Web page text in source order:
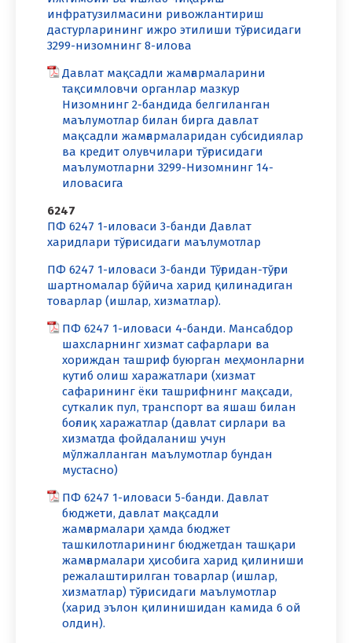
инфратузилмасини ривожлантириш
дастурларининг ижро этилиши тўғрисидаги
3299-низомнинг 8-илова
Давлат мақсадли жамғармаларини
тақсимловчи органлар мазкур
Низомнинг 2-бандида белгиланган
маълумотлар билан бирга давлат
мақсадли жамғармаларидан субсидиялар
ва кредит олувчилари тўғрисидаги
маълумотларни 3299-Низомнинг 14-
иловасига
6247
ПФ 6247 1-иловаси 3-банди Давлат
харидлари тўғрисидаги маълумотлар
ПФ 6247 1-иловаси 3-банди Тўғридан-тўғри
шартномалар бўйича харид қилинадиган
товарлар (ишлар, хизматлар).
ПФ 6247 1-иловаси 4-банди. Мансабдор
шахсларнинг хизмат сафарлари ва
хориждан ташриф буюрган меҳмонларни
кутиб олиш харажатлари (хизмат
сафарининг ёки ташрифнинг мақсади,
суткалик пул, транспорт ва яшаш билан
боғлиқ харажатлар (давлат сирлари ва
хизматда фойдаланиш учун
мўлжалланган маълумотлар бундан
мустасно)
ПФ 6247 1-иловаси 5-банди. Давлат
бюджети, давлат мақсадли
жамғармалари ҳамда бюджет
ташкилотларининг бюджетдан ташқари
жамғармалари ҳисобига харид қилиниши
режалаштирилган товарлар (ишлар,
хизматлар) тўғрисидаги маълумотлар
(харид эълон қилинишидан камида 6 ой
олдин).